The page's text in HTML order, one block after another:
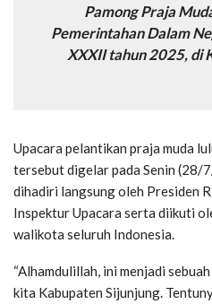
Pamong Praja
Pemerintahan Dalam
XXXII tahun 2025, di
Upacara pelantikan praja muda
tersebut digelar pada Senin (28/
dihadiri langsung oleh Presiden
Inspektur Upacara serta diikuti
walikota seluruh Indonesia.
“Alhamdulillah, ini menjadi
kita Kabupaten Sijunjung.